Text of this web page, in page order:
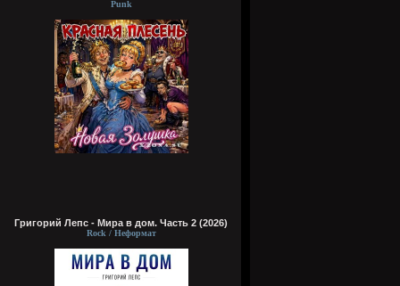
Punk
Григорий Лепс - Мира в дом. Часть 2 (2026)
Rock / Неформат